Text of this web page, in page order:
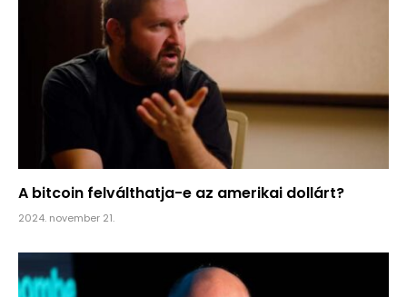
A bitcoin felválthatja-e az amerikai dollárt?
2024. november 21.